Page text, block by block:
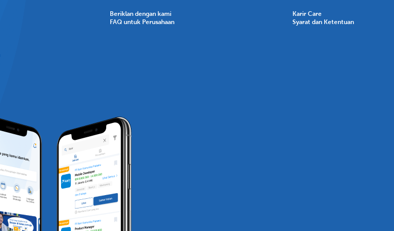
Beriklan dengan kami
FAQ untuk Perusahaan
Karir Care
Syarat dan Ketentuan